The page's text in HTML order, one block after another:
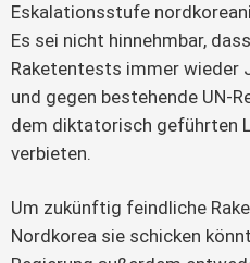
Eskalationsstufe
Es sei nicht hinnehmbar,
Raketentests immer wieder
und gegen bestehende UN-
dem diktatorisch geführten
verbieten.
Um zukünftig feindliche
Nordkorea sie schicken